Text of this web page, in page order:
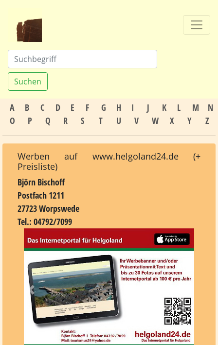
Suchen
A B C D E F G H I J K L M
N
O
P Q R S T U V W X Y Z
Werben auf www.helgoland24.de (+
Preisliste)
Björn Bischoff
Postfach 1211
27723 Worpswede
Tel.: 04792/7099
Vorheriges